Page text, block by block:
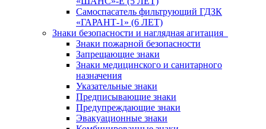
Самоспасатель фильтрующий ГДЗК
«ГАРАНТ-1» (6 ЛЕТ)
Знаки безопасности и наглядная агитация
Знаки пожарной безопасности
Запрещающие знаки
Знаки медицинского и санитарного
назначения
Указательные знаки
Предписывающие знаки
Предупреждающие знаки
Эвакуационные знаки